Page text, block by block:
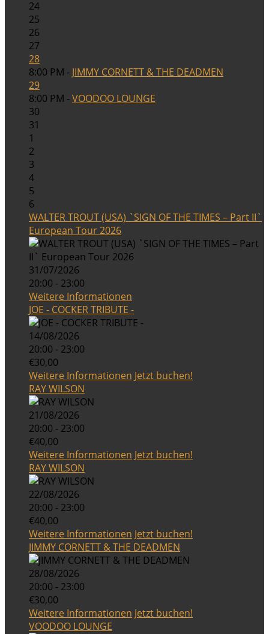
24
25
26
27
28
8:00 PM - JIMMY CORNETT & THE DEADMEN
29
8:00 PM -VOODOO LOUNGE
30
31
1
2
3
4
5
6
WALTER TROUT (USA) `SIGN OF THE TIMES – Part II`
European Tour 2026
31/07/2026
20:00 - 23:00
Weitere Informationen
JOE - COCKER TRIBUTE -
14/08/2026
20:00 - 23:00
€30,00
Weitere Informationen Jetzt buchen!
RAY WILSON
21/08/2026
20:00 - 23:00
€40,00
Weitere Informationen Jetzt buchen!
RAY WILSON
22/08/2026
20:00 - 23:00
€40,00
Weitere Informationen Jetzt buchen!
JIMMY CORNETT & THE DEADMEN
28/08/2026
20:00 - 23:00
€30,00
Weitere Informationen Jetzt buchen!
VOODOO LOUNGE